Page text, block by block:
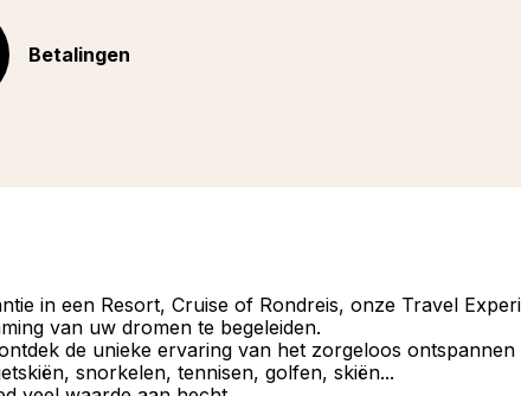
Betalingen
in een Resort, Cruise of Rondreis, onze Travel
van uw dromen te begeleiden.
de unieke ervaring van het zorgeloos
snorkelen, tennisen, golfen, skiën...